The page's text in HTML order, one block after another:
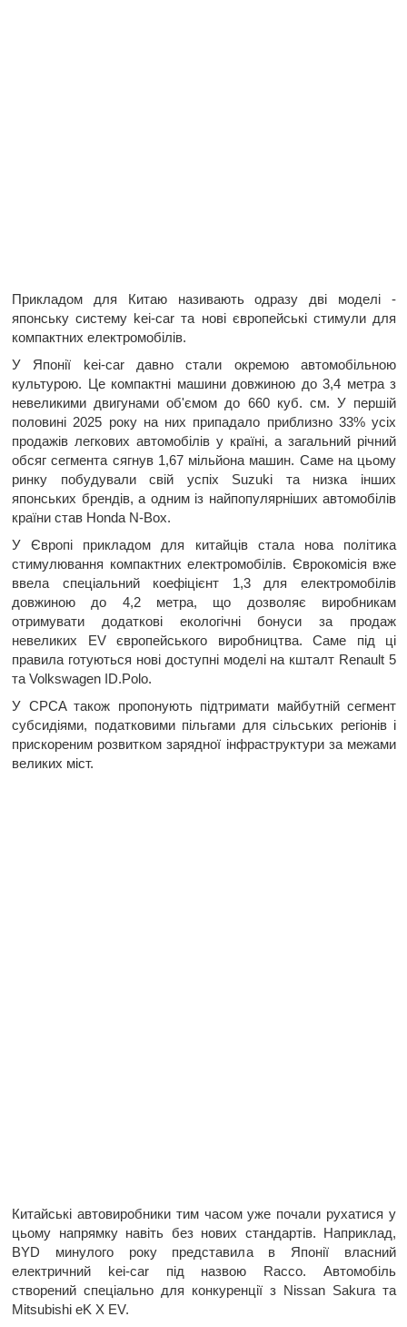
Прикладом для Китаю називають одразу дві моделі -
японську систему kei-car та нові європейські стимули для
компактних електромобілів.
У Японії kei-car давно стали окремою автомобільною
культурою. Це компактні машини довжиною до 3,4 метра з
невеликими двигунами об'ємом до 660 куб. см. У першій
половині 2025 року на них припадало приблизно 33% усіх
продажів легкових автомобілів у країні, а загальний річний
обсяг сегмента сягнув 1,67 мільйона машин. Саме на цьому
ринку побудували свій успіх Suzuki та низка інших
японських брендів, а одним із найпопулярніших автомобілів
країни став Honda N-Box.
У Європі прикладом для китайців стала нова політика
стимулювання компактних електромобілів. Єврокомісія вже
ввела спеціальний коефіцієнт 1,3 для електромобілів
довжиною до 4,2 метра, що дозволяє виробникам
отримувати додаткові екологічні бонуси за продаж
невеликих EV європейського виробництва. Саме під ці
правила готуються нові доступні моделі на кшталт Renault 5
та Volkswagen ID.Polo.
У CPCA також пропонують підтримати майбутній сегмент
субсидіями, податковими пільгами для сільських регіонів і
прискореним розвитком зарядної інфраструктури за межами
великих міст.
Китайські автовиробники тим часом уже почали рухатися у
цьому напрямку навіть без нових стандартів. Наприклад,
BYD минулого року представила в Японії власний
електричний kei-car під назвою Racco. Автомобіль
створений спеціально для конкуренції з Nissan Sakura та
Mitsubishi eK X EV.